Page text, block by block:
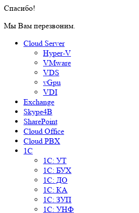
Спасибо!
Мы Вам перезвоним.
Cloud Server
Hyper-V
VMware
VDS
vGpu
VDI
Exchange
Skype4B
SharePoint
Cloud Office
Cloud PBX
1C
1С: УТ
1С: БУХ
1С: ДО
1С: КА
1С: ЗУП
1С: УНФ